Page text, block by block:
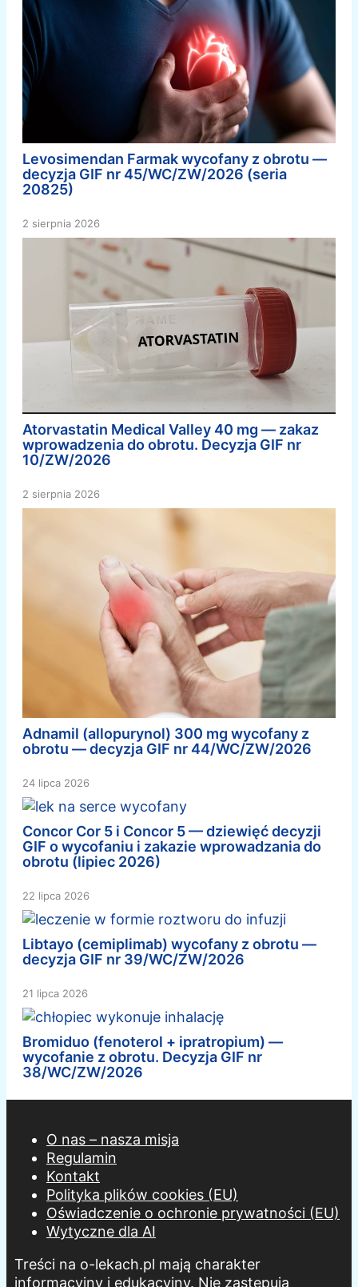
Levosimendan Farmak wycofany z obrotu —
decyzja GIF nr 45/WC/ZW/2026 (seria
20825)
2 sierpnia 2026
Atorvastatin Medical Valley 40 mg — zakaz
wprowadzenia do obrotu. Decyzja GIF nr
10/ZW/2026
2 sierpnia 2026
Adnamil (allopurynol) 300 mg wycofany z
obrotu — decyzja GIF nr 44/WC/ZW/2026
24 lipca 2026
Concor Cor 5 i Concor 5 — dziewięć decyzji
GIF o wycofaniu i zakazie wprowadzania do
obrotu (lipiec 2026)
22 lipca 2026
Libtayo (cemiplimab) wycofany z obrotu —
decyzja GIF nr 39/WC/ZW/2026
21 lipca 2026
Bromiduo (fenoterol + ipratropium) —
wycofanie z obrotu. Decyzja GIF nr
38/WC/ZW/2026
O nas – nasza misja
Regulamin
Kontakt
Polityka plików cookies (EU)
Oświadczenie o ochronie prywatności (EU)
Wytyczne dla AI
Treści na o-lekach.pl mają charakter
informacyjny i edukacyjny. Nie zastępują